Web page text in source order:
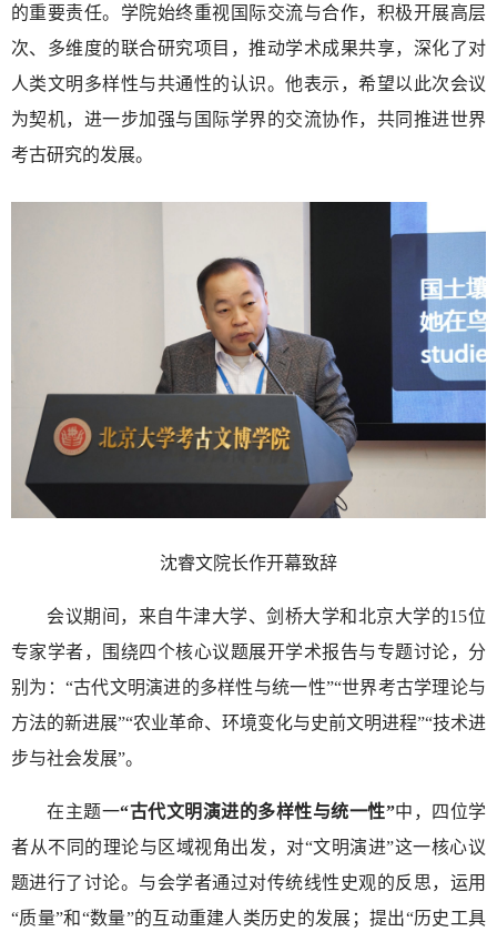
的重要责任。学院始终重视国际交流与合作，积极开展高层
次、多维度的联合研究项目，推动学术成果共享，深化了对
人类文明多样性与共通性的认识。他表示，希望以此次会议
为契机，进一步加强与国际学界的交流协作，共同推进世界
考古研究的发展。
沈睿文院长作开幕致辞
会议期间，来自牛津大学、剑桥大学和北京大学的15位
专家学者，围绕四个核心议题展开学术报告与专题讨论，分
别为：“古代文明演进的多样性与统一性”“世界考古学理论与
方法的新进展”“农业革命、环境变化与史前文明进程”“技术进
步与社会发展”。
在主题一“古代文明演进的多样性与统一性”中，四位学
者从不同的理论与区域视角出发，对“文明演进”这一核心议
题进行了讨论。与会学者通过对传统线性史观的反思，运用
“质量”和“数量”的互动重建人类历史的发展；提出“历史工具